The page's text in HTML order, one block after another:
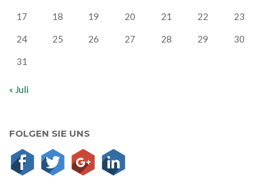
17 18 19 20 21 22 23
24 25 26 27 28 29 30
31
« Juli
FOLGEN SIE UNS